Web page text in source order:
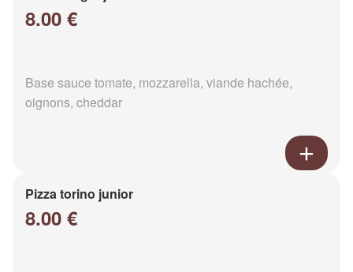
8.00 €
Base sauce tomate, mozzarella, viande hachée,
oignons, cheddar
Pizza torino junior
8.00 €